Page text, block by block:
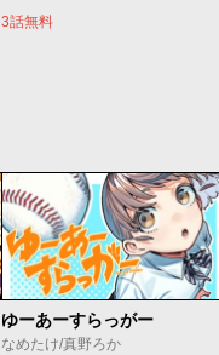
3話無料
ゆーあーすらっがー
なめたけ/真野ろか